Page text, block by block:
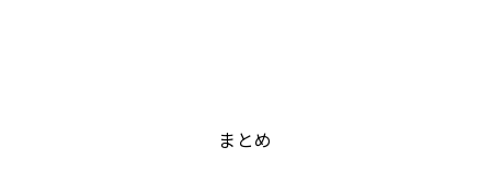
まとめ